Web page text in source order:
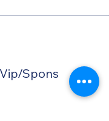
Spons